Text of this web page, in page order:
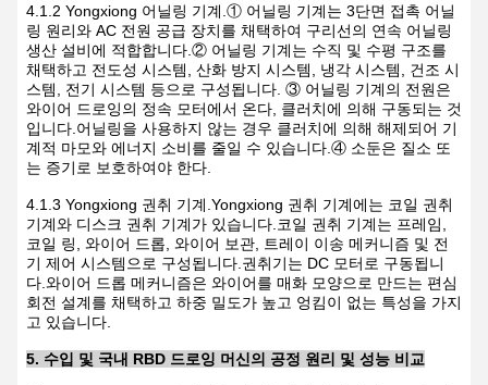
4.1.2 Yongxiong 어닐링 기계.① 어닐링 기계는 3단면 접촉 어닐
링 원리와 AC 전원 공급 장치를 채택하여 구리선의 연속 어닐링
생산 설비에 적합합니다.② 어닐링 기계는 수직 및 수평 구조를
채택하고 전도성 시스템, 산화 방지 시스템, 냉각 시스템, 건조 시
스템, 전기 시스템 등으로 구성됩니다. ③ 어닐링 기계의 전원은
와이어 드로잉의 정속 모터에서 온다, 클러치에 의해 구동되는 것
입니다.어닐링을 사용하지 않는 경우 클러치에 의해 해제되어 기
계적 마모와 에너지 소비를 줄일 수 있습니다.④ 소둔은 질소 또
는 증기로 보호하여야 한다.
4.1.3 Yongxiong 권취 기계.Yongxiong 권취 기계에는 코일 권취
기계와 디스크 권취 기계가 있습니다.코일 권취 기계는 프레임,
코일 링, 와이어 드롭, 와이어 보관, 트레이 이송 메커니즘 및 전
기 제어 시스템으로 구성됩니다.권취기는 DC 모터로 구동됩니
다.와이어 드롭 메커니즘은 와이어를 매화 모양으로 만드는 편심
회전 설계를 채택하고 하중 밀도가 높고 엉킴이 없는 특성을 가지
고 있습니다.
5. 수입 및 국내 RBD 드로잉 머신의 공정 원리 및 성능 비교